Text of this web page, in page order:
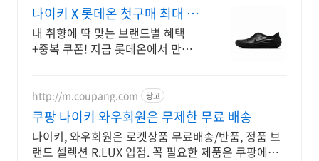
나이키 X 롯데온 첫구매 최대 5
천원 혜택!
내 취향에 딱 맞는 브랜드별 혜택
+중복 쿠폰! 지금 롯데온에서 만나
http://m.coupang.com 광고
쿠팡 나이키 와우회원은 무제한 무료 배송
나이키, 와우회원은 로켓상품 무료배송/반품, 정품 브
랜드 셀렉션 R.LUX 입점. 꼭 필요한 제품은 쿠팡에서